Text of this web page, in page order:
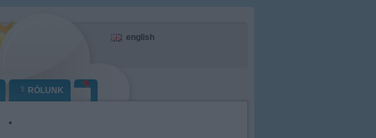
english
RÓLUNK